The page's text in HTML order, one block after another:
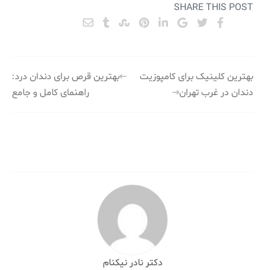
SHARE THIS POST
راهبری
بهترین قرص برای دندان درد:
راهنمای کامل و جامع
بهترین کلینیک برای کامپوزیت
دندان در غرب تهران
دکتر نادر نیکنام